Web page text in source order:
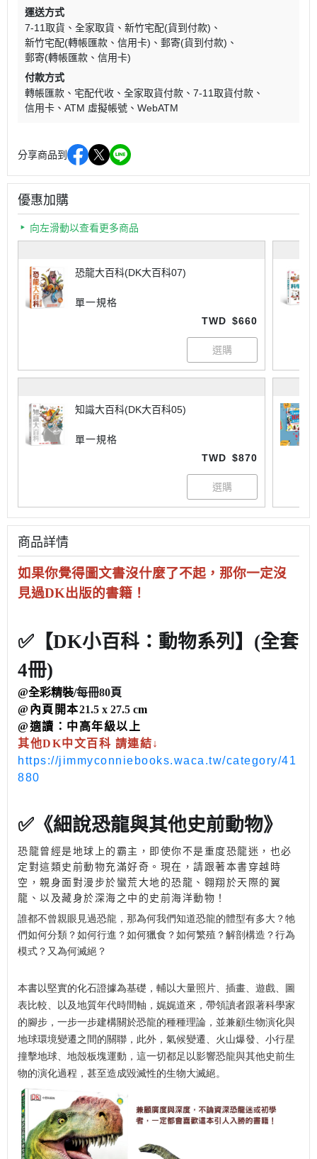
運送方式
7-11取貨
全家取貨
新竹宅配(貨到付款)
新竹宅配(轉帳匯款、信用卡)
郵寄(貨到付款)
郵寄(轉帳匯款、信用卡)
付款方式
轉帳匯款
宅配代收 全家取貨付款
7-11取貨付款
信用卡
ATM 虛擬帳號 WebATM
分享商品到
優惠加購
向左滑動以查看更多商品
恐龍大百科(DK大百科07)
單一規格
TWD $660
知識大百科(DK大百科05)
單一規格
TWD $870
商品詳情
如果你覺得圖文書沒什麼了不起， 那你一定沒
見過DK出版的書籍！
✅【DK小百科：動物系列】 (全套
4冊)
@全彩精裝/每冊80頁
@內頁開本21.5 x 27.5 cm
@適讀：中高年級以上
其他DK中文百科 請連結↓
https://jimmyconniebooks.waca.tw/category/41
880
✅《細說恐龍與其他史前動物》
恐龍曾經是地球上的霸主，即使你不是重度恐龍迷，也必
定對這類史前動物充滿好奇。現在，請跟著本書穿越時
空，親身面對漫步於蠻荒大地的恐龍、翱翔於天際的翼
龍、以及藏身於深海之中的史前海洋動物！
誰都不曾親眼見過恐龍，那為何我們知道恐龍的體型有多大？牠
們如何分類？如何行進？如何獵食？如何繁殖？解剖構造？行為
模式？又為何滅絕？
本書以堅實的化石證據為基礎，輔以大量照片、插畫、遊戲、圖
表比較、以及地質年代時間軸，娓娓道來，帶領讀者跟著科學家
的腳步，一步一步建構關於恐龍的種種理論，並兼顧生物演化與
地球環境變遷之間的關聯，此外，氣候變遷、火山爆發、小行星
撞擊地球、地殼板塊運動，這一切都足以影響恐龍與其他史前生
物的演化過程，甚至造成毀滅性的生物大滅絕。